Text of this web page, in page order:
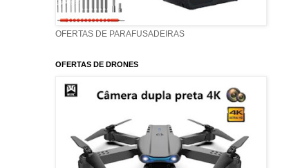
OFERTAS DE PARAFUSADEIRAS
OFERTAS DE DRONES